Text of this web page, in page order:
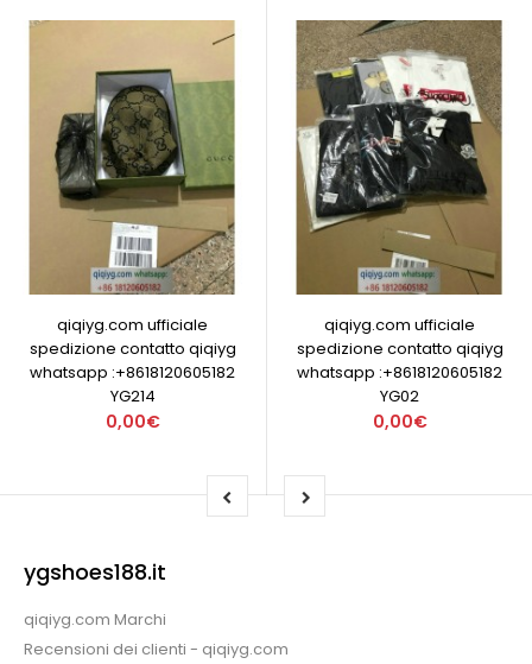
qiqiyg.com ufficiale
spedizione contatto qiqiyg
whatsapp :+8618120605182
YG214
0,00€
qiqiyg.com ufficiale
spedizione contatto qiqiyg
whatsapp :+8618120605182
YG02
0,00€
ygshoes188.it
qiqiyg.com Marchi
Recensioni dei clienti - qiqiyg.com